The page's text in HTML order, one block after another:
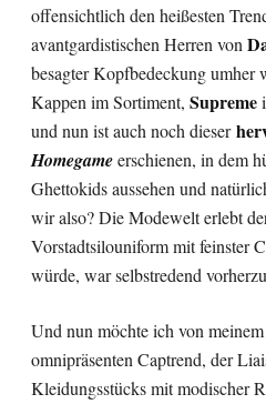
offensichtlich den heißesten
avantgardistischen Herren von
besagter Kopfbedeckung umher
Kappen im Sortiment, Supreme
und nun ist auch noch dieser
Homegameerschienen, in dem
Ghettokids aussehen und
wir also? Die Modewelt erlebt
Vorstadtsilouniform mit feinster
würde, war selbstredend
Und nun möchte ich von
omnipräsenten Captrend, der
Kleidungsstücks mit modischer